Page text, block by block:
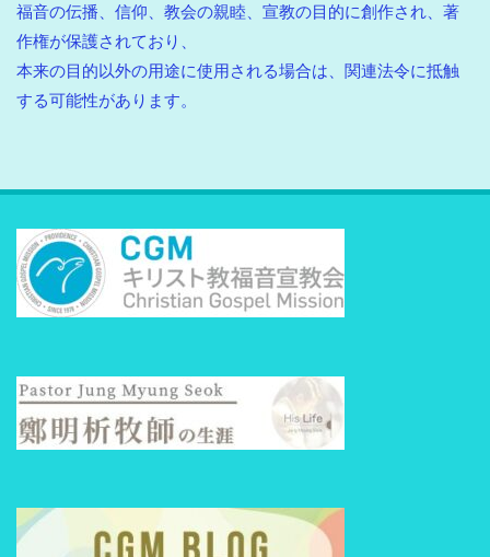
福音の伝播、信仰、教会の親睦、宣教の目的に創作され、著
作権が保護されており、
本来の目的以外の用途に使用される場合は、関連法令に抵触
する可能性があります。